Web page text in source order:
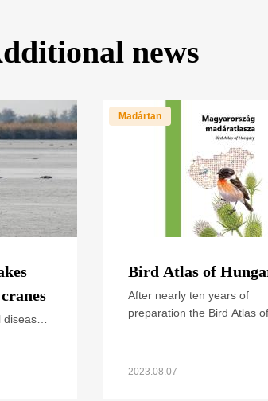
news
read
Madártan
Bird Atlas of
After nearly ten years of
preparation the Bird Atlas of
summarizes all available
2023.08.07